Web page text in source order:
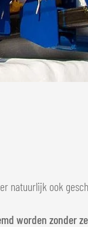
natuurlijk ook
worden zonder